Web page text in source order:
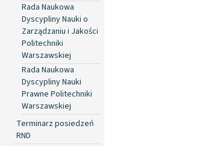
Rada Naukowa
Dyscypliny Nauki o
Zarządzaniu i Jakości
Politechniki
Warszawskiej
Rada Naukowa
Dyscypliny Nauki
Prawne Politechniki
Warszawskiej
Terminarz posiedzeń
RND